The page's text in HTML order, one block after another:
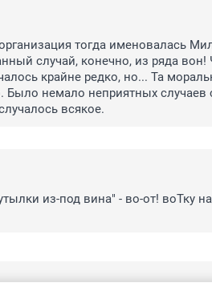
тогда именовалась
случай, конечно, из ряда
крайне редко, но... Та
Было немало неприятных случаев
всякое.
из-под вина" - во-от! воТку